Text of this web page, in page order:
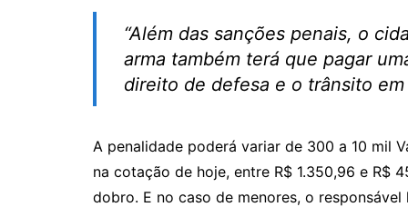
k
“Além das sanções penais, o
arma também terá que pagar
direito de defesa e o trânsito
A penalidade poderá variar de 300 a 10 mil
na cotação de hoje, entre R$ 1.350,96 e R$
dobro. E no caso de menores, o